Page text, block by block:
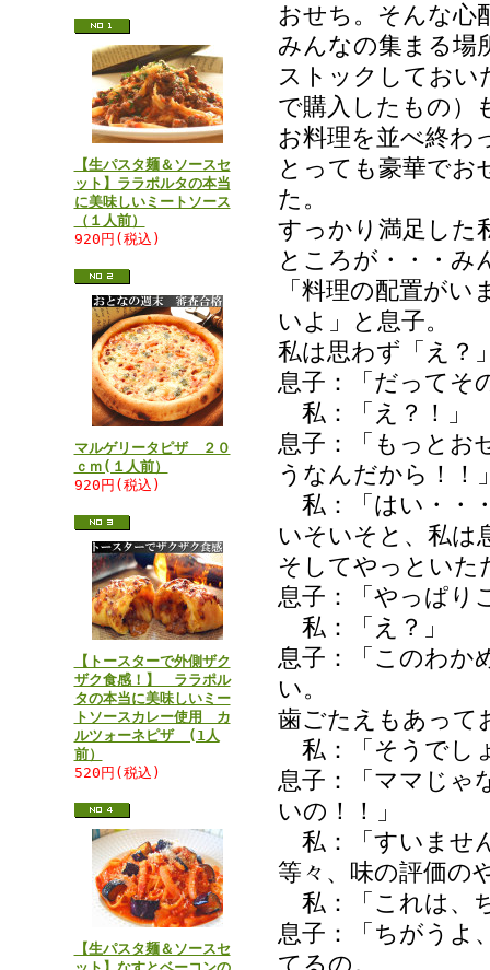
【生パスタ麺＆ソースセ
ット】ララポルタの本当
に美味しいミートソース
（１人前）
920円(税込)
マルゲリータピザ ２０
ｃｍ(１人前）
920円(税込)
【トースターで外側ザク
ザク食感！】 ララポル
タの本当に美味しいミー
トソースカレー使用 カ
ルツォーネピザ (1人
前）
520円(税込)
【生パスタ麺＆ソースセ
おせち。そんな心
みんなの集まる場
ストックしておい
で購入したもの）
お料理を並べ終わ
とっても豪華でお
た。
すっかり満足した
ところが・・・み
「料理の配置が
いよ」と息子。
私は思わず「え？
息子：「だってそ
私：「え？！」
息子：「もっとお
うなんだから！！
私：「はい・・
いそいそと、私は
そしてやっといた
息子：「やっぱり
私：「え？」
息子：「このわか
い。
歯ごたえもあって
私：「そうでし
息子：「ママじゃ
いの！！」
私：「すいませ
等々、味の評価の
私：「これは、
息子：「ちがうよ
てるの。